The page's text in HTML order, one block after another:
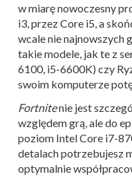
w miarę nowoczesny
i3, przez Core i5, a
wcale nie najnowszych
takie modele, jak te z
6100, i5-6600K) czy
swoim komputerze
Fortnitenie jest
względem grą, ale do
poziom Intel Core i7-
detalach potrzebujesz
optymalnie